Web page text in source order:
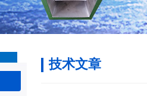
技术文章